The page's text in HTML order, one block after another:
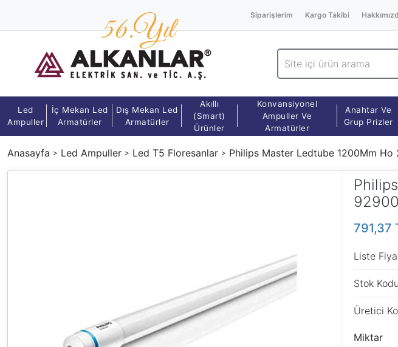
Siparişlerim Kargo Takibi
Led
Ampuller
İç Mekan Led
Armatürler
Dış Mekan Led
Armatürler
Akıllı
(Smart)
Ürünler
Konvansiyonel
Ampuller Ve
Armatürler
Anahtar Ve
Grup Prizler
Anasayfa Led Ampuller Led T5 Floresanlar Philips Master Ledtube 1200Mm
791,37
Liste
Stok Kodu
Üretici
Miktar